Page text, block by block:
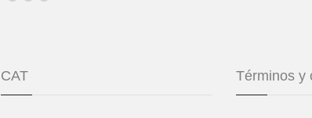
CAT Términos y